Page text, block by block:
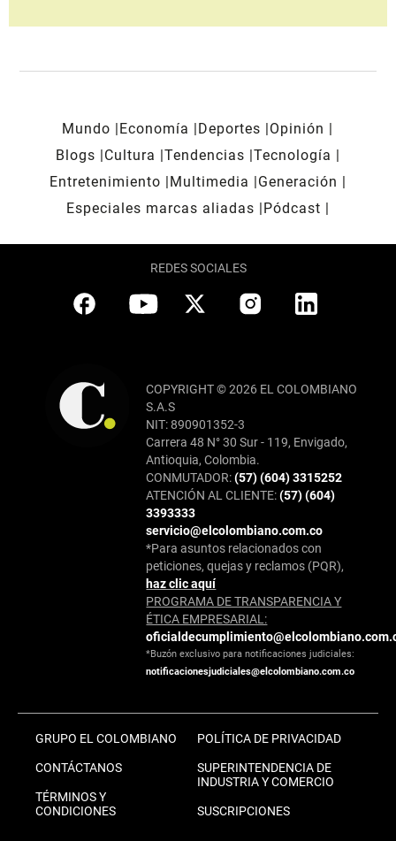
Mundo Economía Deportes
Opinión
Blogs
Cultura Tendencias Tecnología
Entretenimiento
Multimedia
Generación
Especiales marcas aliadas
Pódcast
REDES SOCIALES
COPYRIGHT © 2026 EL COLOMBIANO
S.A.S
NIT: 890901352-3
Carrera 48 N° 30 Sur - 119, Envigado,
Antioquia, Colombia.
CONMUTADOR:(57) (604) 3315252
ATENCIÓN AL CLIENTE:(57) (604)
3393333
servicio@elcolombiano.com.co
*Para asuntos relacionados con
peticiones, quejas y reclamos (PQR),
haz clic aquí
PROGRAMA DE TRANSPARENCIA Y
ÉTICA EMPRESARIAL:
*Buzón exclusivo para notificaciones judiciales:
notificacionesjudiciales@elcolombiano.com.co
GRUPO EL COLOMBIANO
CONTÁCTANOS
TÉRMINOS Y
CONDICIONES
POLÍTICA DE PRIVACIDAD
SUPERINTENDENCIA DE
INDUSTRIA Y COMERCIO
SUSCRIPCIONES